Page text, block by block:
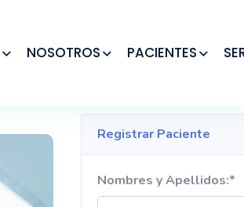
NOSOTROS PACIENTES